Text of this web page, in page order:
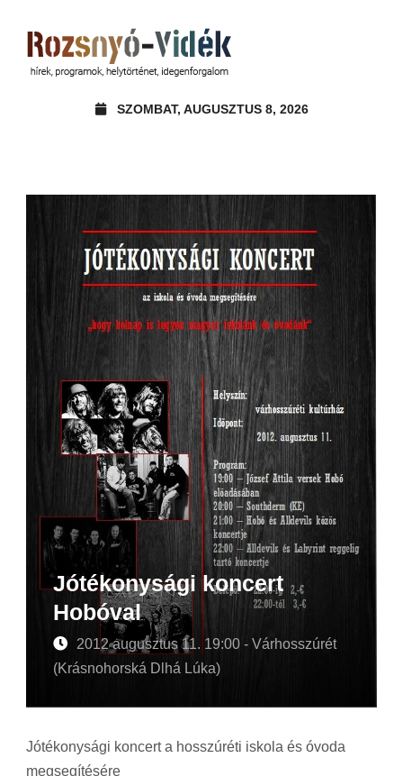
SZOMBAT, AUGUSZTUS 8, 2026
Jótékonysági koncert
Hobóval
2012 augusztus 11. 19:00 - Várhosszúrét
(Krásnohorská Dlhá Lúka)
Jótékonysági koncert a hosszúréti iskola és óvoda
megsegítésére